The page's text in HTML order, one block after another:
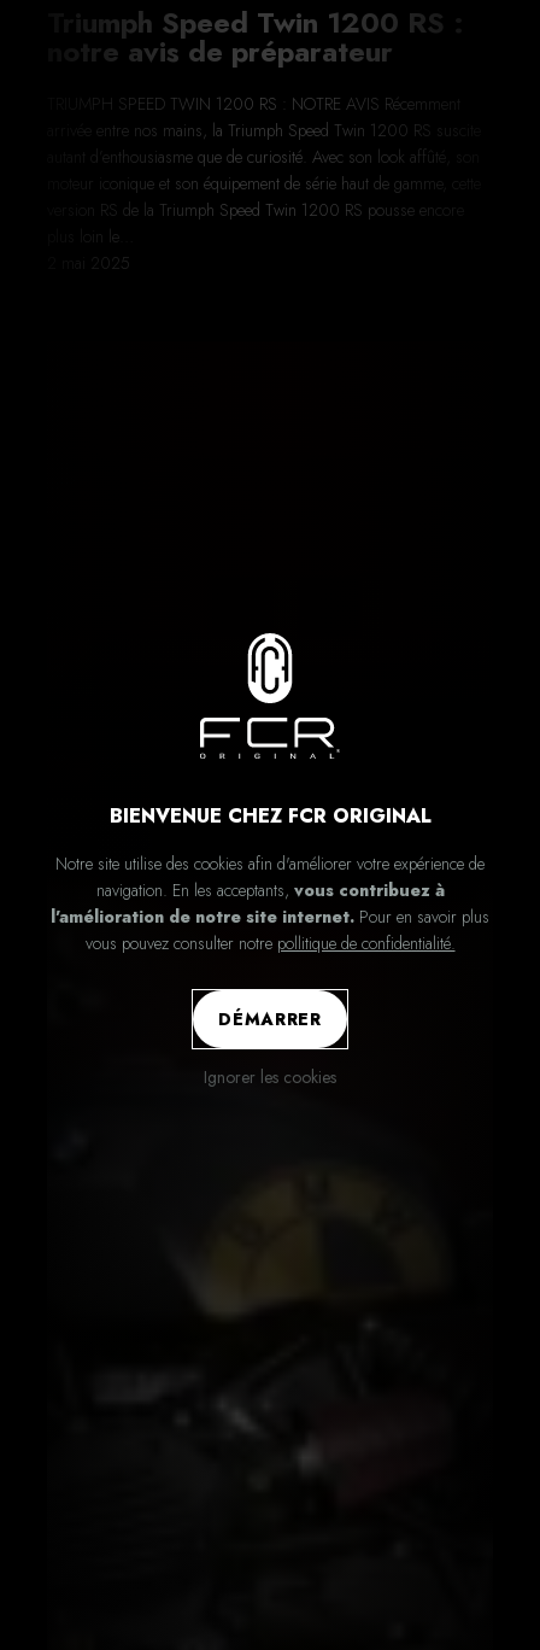
BIENVENUE CHEZ FCR ORIGINAL
Notre site utilise des cookies afin d'améliorer votre expérience de
navigation. En les acceptants, vous contribuez à
l'amélioration de notre site internet. Pour en savoir plus
vous pouvez consulter notre pollitique de confidentialité.
DÉMARRER
Ignorer les cookies
Triumph Speed Twin 1200 RS :
notre avis de préparateur
TRIUMPH SPEED TWIN 1200 RS : NOTRE AVIS Récemment
arrivée entre nos mains, la Triumph Speed Twin 1200 RS suscite
autant d’enthousiasme que de curiosité. Avec son look affûté, son
moteur iconique et son équipement de série haut de gamme, cette
version RS de la Triumph Speed Twin 1200 RS pousse encore
plus loin le…
2 mai 2025